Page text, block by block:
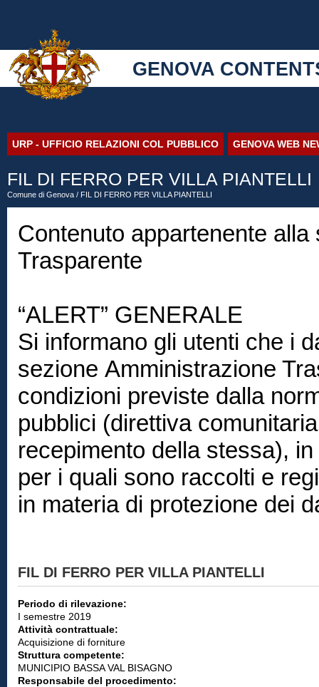
GENOVA
URP - UFFICIO RELAZIONI COL PUBBLICO GENOVA WEB
FIL DI FERRO PER VILLA PIANTELLI
Comune di Genova / FIL DI FERRO PER VILLA PIANTELLI
Contenuto appartenente
Trasparente
“ALERT” GENERALE
Si informano gli utenti che i
sezione Amministrazione
condizioni previste dalla
pubblici (direttiva
recepimento della stessa),
per i quali sono raccolti e
in materia di protezione dei
FIL DI FERRO PER VILLA PIANTELLI
Periodo di rilevazione:
I semestre 2019
Attività contrattuale:
Acquisizione di forniture
Struttura competente:
MUNICIPIO BASSA VAL BISAGNO
Responsabile del procedimento: